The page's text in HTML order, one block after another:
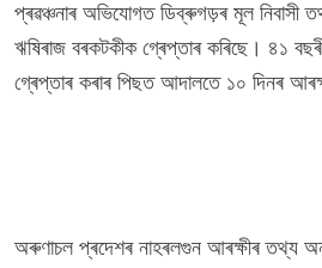
প্ৰৱঞ্চনাৰ অভিযোগত ডিব্ৰুগড়ৰ মূল নিবাসী
ঋষিৰাজ বৰকটকীক গ্ৰেপ্তাৰ কৰিছে। ৪১
গ্ৰেপ্তাৰ কৰাৰ পিছত আদালতে ১০ দিনৰ
অৰুণাচল প্ৰদেশৰ নাহৰলগুন আৰক্ষীৰ তথ্য